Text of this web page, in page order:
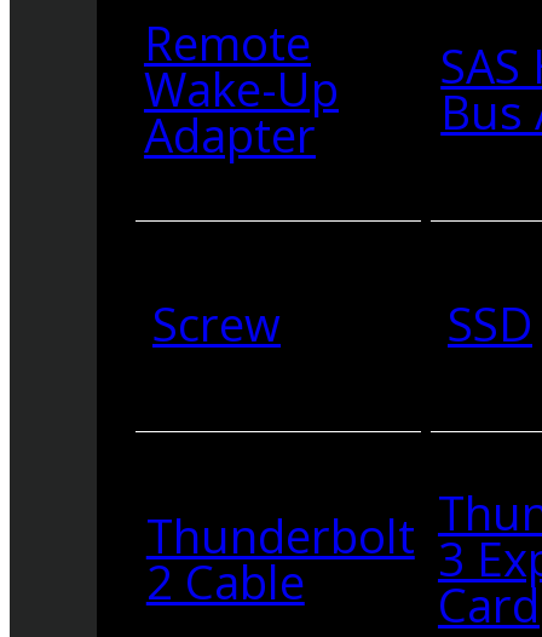
Remote
Wake-Up
Adapter Bus
Screw SSD
Thunderbolt
2 Cable 3
Card